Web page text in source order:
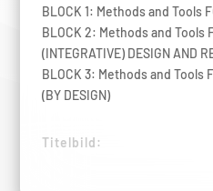
BLOCK 1: Methods and Tools
BLOCK 2: Methods and Tools
(INTEGRATIVE) DESIGN AND
BLOCK 3: Methods and Tools
(BY DESIGN)
Titelbild: